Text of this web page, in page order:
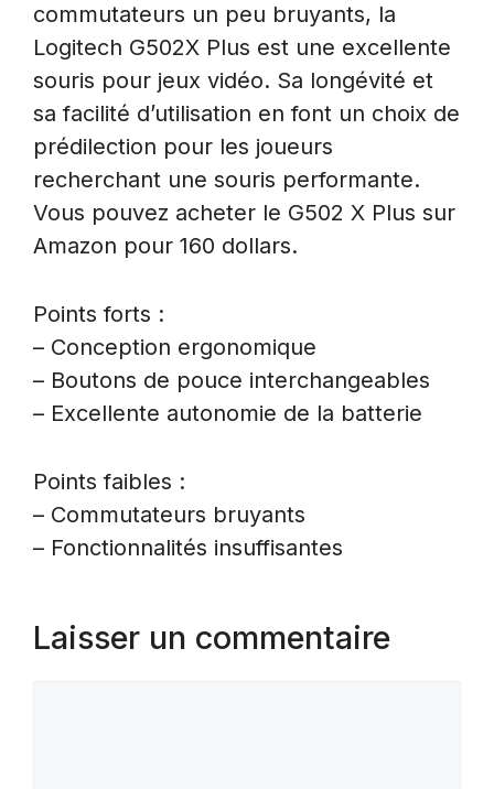
commutateurs un peu bruyants, la
Logitech G502X Plus est une excellente
souris pour jeux vidéo. Sa longévité et
sa facilité d’utilisation en font un choix de
prédilection pour les joueurs
recherchant une souris performante.
Vous pouvez acheter le G502 X Plus sur
Amazon pour 160 dollars.
Points forts :
– Conception ergonomique
– Boutons de pouce interchangeables
– Excellente autonomie de la batterie
Points faibles :
– Commutateurs bruyants
– Fonctionnalités insuffisantes
Laisser un commentaire